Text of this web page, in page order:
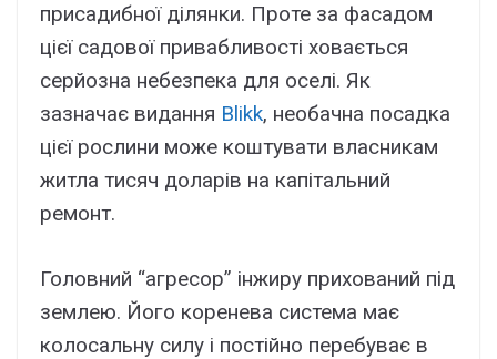
присадибної ділянки. Проте за фасадом
цієї садової привабливості ховається
серйозна небезпека для оселі. Як
зазначає видання Blikk, необачна посадка
цієї рослини може коштувати власникам
житла тисяч доларів на капітальний
ремонт.
Головний “агресор” інжиру прихований під
землею. Його коренева система має
колосальну силу і постійно перебуває в